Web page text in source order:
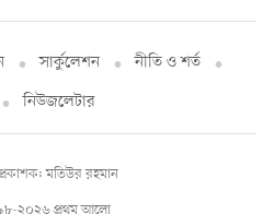
সার্কুলেশন
নীতি ও শর্ত
নিউজলেটার
মতিউর রহমান